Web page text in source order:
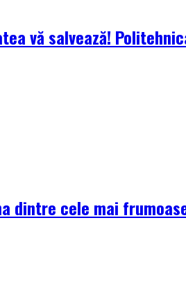
vă salvează!
dintre cele mai